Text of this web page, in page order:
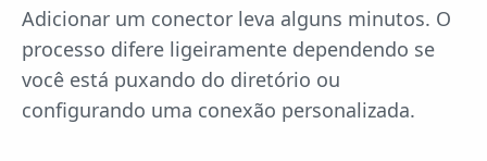
Adicionar um conector leva alguns minutos. O
processo difere ligeiramente dependendo se
você está puxando do diretório ou
configurando uma conexão personalizada.